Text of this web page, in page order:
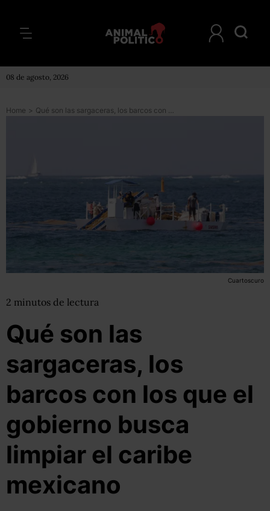
08 de agosto, 2026
Home > Qué son las sargaceras, los barcos con los que el gobierno busca limpiar el caribe mexicano
Cuartoscuro
2 minutos de lectura
Qué son las
sargaceras, los
barcos con los que el
gobierno busca
limpiar el caribe
mexicano